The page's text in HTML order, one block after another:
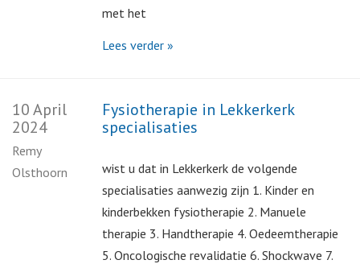
met het
Lees verder »
10 April
2024
Remy
Olsthoorn
Fysiotherapie in Lekkerkerk
specialisaties
wist u dat in Lekkerkerk de volgende
specialisaties aanwezig zijn 1. Kinder en
kinderbekken fysiotherapie 2. Manuele
therapie 3. Handtherapie 4. Oedeemtherapie
5. Oncologische revalidatie 6. Shockwave 7.